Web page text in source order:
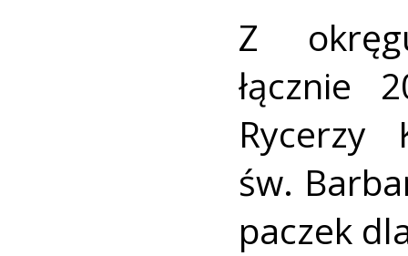
Z
łącznie
Rycerzy
św.
paczek